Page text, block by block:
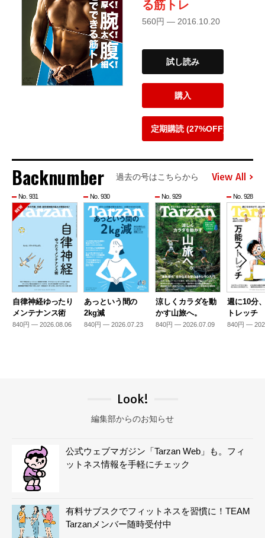
る筋トレ
560円 — 2016.10.20
試し読み
購入
定期購読 (27%OFF)
Backnumber 過去の号はこちらから View All
No. 931
自律神経ゆったり
メンテナンス術
840円 — 2026.08.06
No. 930
あっという間の
2kg減
840円 — 2026.07.23
No. 929
涼しくカラダを動
かす山旅へ。
840円 — 2026.07.09
No. 928
週に10分
トレッチ
840円 —
Look!
編集部からのお知らせ
公式ウェブマガジン「Tarzan Web」も。フィ
ットネス情報を手軽にチェック
有料サブスクでフィットネスを習慣に！TEAM
Tarzanメンバー随時受付中